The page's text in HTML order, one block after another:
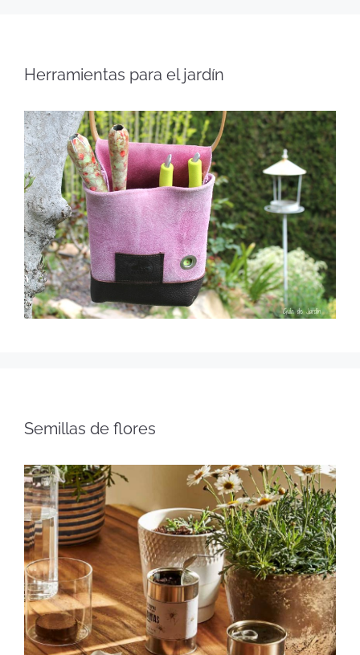
Herramientas para el jardín
Semillas de flores